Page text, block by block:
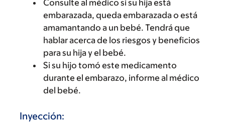
Consulte al médico si su hija está
embarazada, queda embarazada o está
amamantando a un bebé. Tendrá que
hablar acerca de los riesgos y beneficios
para su hija y el bebé.
Si su hijo tomó este medicamento
durante el embarazo, informe al médico
del bebé.
Inyección: